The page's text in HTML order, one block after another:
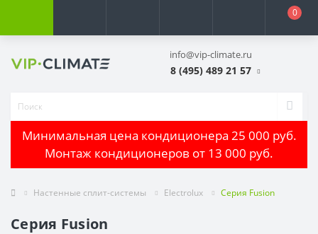
0
info@vip-climate.ru
8 (495) 489 21 57
Минимальная цена кондиционера 25 000 руб.
Монтаж кондиционеров от 13 000 руб.
Настенные сплит-системы Electrolux Серия Fusion
Серия Fusion